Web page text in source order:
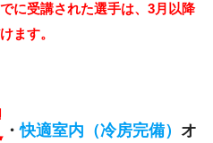
に受講された選手は、3月以降
ます。
・快適室内（冷房完備） オ